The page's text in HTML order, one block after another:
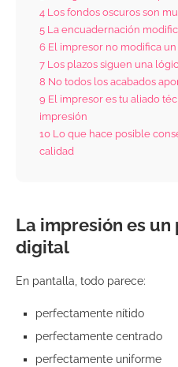
4 Los fondos oscuros son
5 La encuadernación
6 El impresor no modifica
7 Los plazos siguen una
8 No todos los acabados
9 El impresor es tu aliado
impresión
10 Lo que hace posible
calidad
La impresión es un
digital
En pantalla, todo parece:
perfectamente nítido
perfectamente centrado
perfectamente uniforme